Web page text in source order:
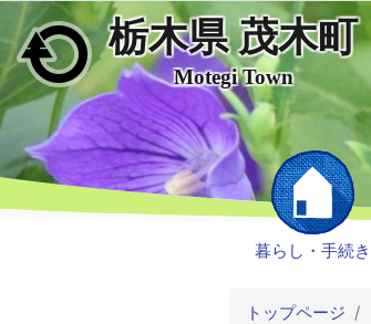
メインコンテンツにスキップ
栃木県 茂木町
Motegi Town
暮らし・手続き
トップページ